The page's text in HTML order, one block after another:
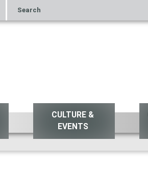
Search
CULTURE &
EVENTS